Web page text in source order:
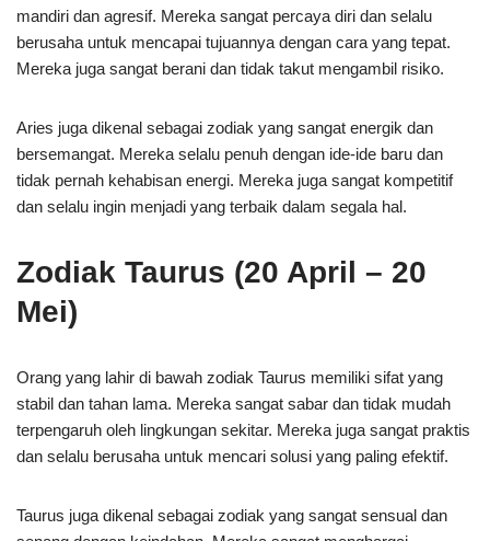
mandiri dan agresif. Mereka sangat percaya diri dan selalu
berusaha untuk mencapai tujuannya dengan cara yang tepat.
Mereka juga sangat berani dan tidak takut mengambil risiko.
Aries juga dikenal sebagai zodiak yang sangat energik dan
bersemangat. Mereka selalu penuh dengan ide-ide baru dan
tidak pernah kehabisan energi. Mereka juga sangat kompetitif
dan selalu ingin menjadi yang terbaik dalam segala hal.
Zodiak Taurus (20 April – 20
Mei)
Orang yang lahir di bawah zodiak Taurus memiliki sifat yang
stabil dan tahan lama. Mereka sangat sabar dan tidak mudah
terpengaruh oleh lingkungan sekitar. Mereka juga sangat praktis
dan selalu berusaha untuk mencari solusi yang paling efektif.
Taurus juga dikenal sebagai zodiak yang sangat sensual dan